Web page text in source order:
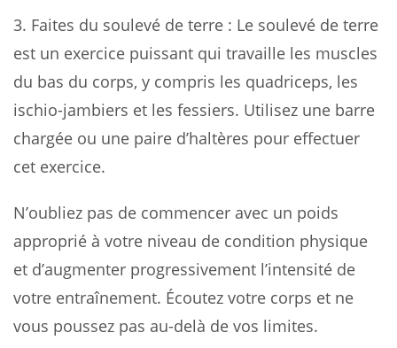
3. Faites du soulevé de terre : Le soulevé de terre
est un exercice puissant qui travaille les muscles
du bas du corps, y compris les quadriceps, les
ischio-jambiers et les fessiers. Utilisez une barre
chargée ou une paire d’haltères pour effectuer
cet exercice.
N’oubliez pas de commencer avec un poids
approprié à votre niveau de condition physique
et d’augmenter progressivement l’intensité de
votre entraînement. Écoutez votre corps et ne
vous poussez pas au-delà de vos limites.